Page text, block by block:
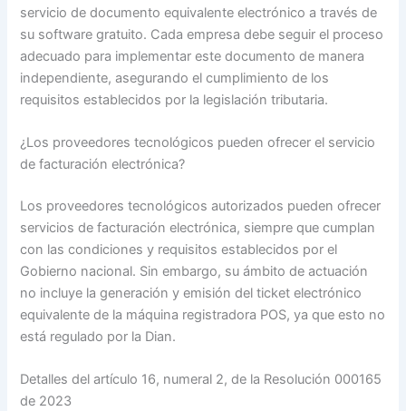
servicio de documento equivalente electrónico a través de
su software gratuito. Cada empresa debe seguir el proceso
adecuado para implementar este documento de manera
independiente, asegurando el cumplimiento de los
requisitos establecidos por la legislación tributaria.
¿Los proveedores tecnológicos pueden ofrecer el servicio
de facturación electrónica?
Los proveedores tecnológicos autorizados pueden ofrecer
servicios de facturación electrónica, siempre que cumplan
con las condiciones y requisitos establecidos por el
Gobierno nacional. Sin embargo, su ámbito de actuación
no incluye la generación y emisión del ticket electrónico
equivalente de la máquina registradora POS, ya que esto no
está regulado por la Dian.
Detalles del artículo 16, numeral 2, de la Resolución 000165
de 2023